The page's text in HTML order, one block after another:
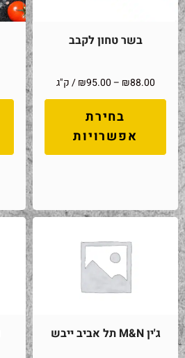
בשר טחון לקבב
₪88.00
–
₪95.00 / ק"ג
בחירת
אפשרויות
ג'ין M&N תל אביב ייבש